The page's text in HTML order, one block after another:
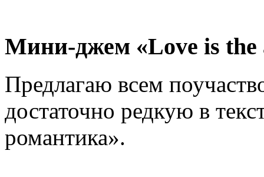
Мини-джем «Love is the
Предлагаю всем
достаточно редкую в
романтика».